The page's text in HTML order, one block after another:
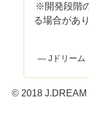
※開発段階
る場合があ
— Jドリーム
© 2018 J.DREAM